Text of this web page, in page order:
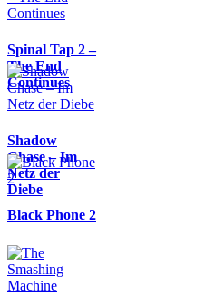
Spinal Tap 2 –
The End
Continues
Shadow
Chase – Im
Netz der
Diebe
Black Phone 2